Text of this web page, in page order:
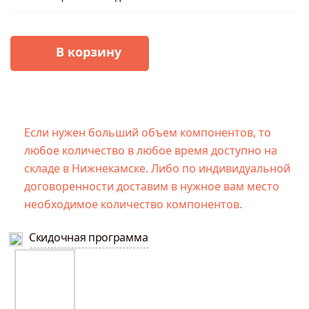
В корзину
Если нужен больший объем компонентов, то
любое количество в любое время доступно на
складе в Нижнекамске. Либо по индивидуальной
договоренности доставим в нужное вам место
необходимое количество компонентов.
Скидочная программа